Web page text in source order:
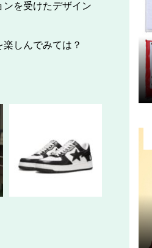
を受けたデザイン
しんでみては？